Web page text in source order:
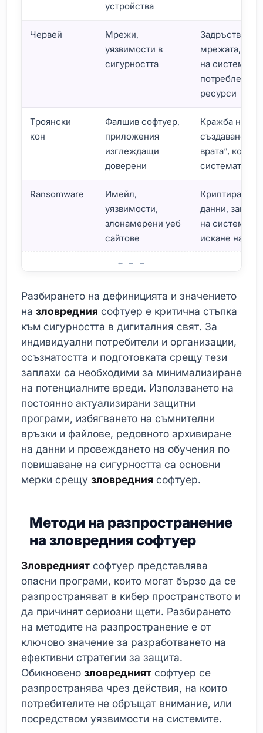
устройства
Червей
Мрежи,
уязвимости в
сигурността
Задръстване
мрежата,
на системата,
потребление
ресурси
Троянски
кон
Фалшив софтуер,
приложения
изглеждащи
доверени
Кражба на
създаване на
врата“,
системата
Ransomware
Имейл,
уязвимости,
злонамерени уеб
сайтове
Криптиране
данни,
на системата,
искане на
Разбирането на дефиницията и значението
на зловредния софтуер е критична стъпка
към сигурността в дигиталния свят. За
индивидуални потребители и организации,
осъзнатостта и подготовката срещу тези
заплахи са необходими за минимализиране
на потенциалните вреди. Използването на
постоянно актуализирани защитни
програми, избягването на съмнителни
връзки и файлове, редовното архивиране
на данни и провеждането на обучения по
повишаване на сигурността са основни
мерки срещу зловредния софтуер.
Методи на разпространение
на зловредния софтуер
Зловредният софтуер представлява
опасни програми, които могат бързо да се
разпространяват в кибер пространството и
да причинят сериозни щети. Разбирането
на методите на разпространение е от
ключово значение за разработването на
ефективни стратегии за защита.
Обикновено зловредният софтуер се
разпространява чрез действия, на които
потребителите не обръщат внимание, или
посредством уязвимости на системите.